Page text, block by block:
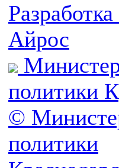
Айрос
политики
©
политики